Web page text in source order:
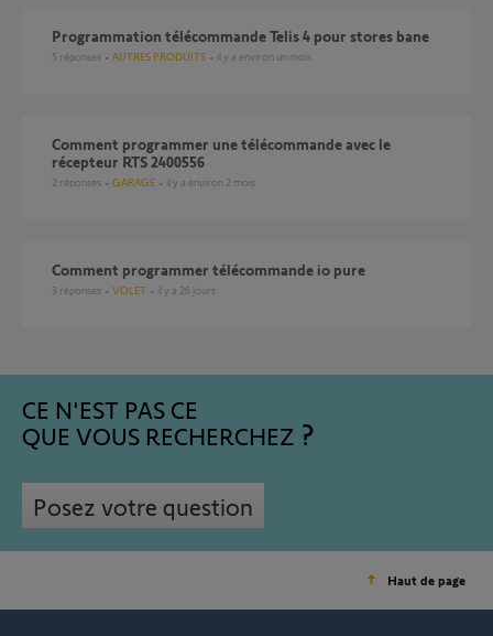
Programmation télécommande Telis 4 pour stores bane
5 réponses AUTRES PRODUITS il y a environ un mois
Comment programmer une télécommande avec le
récepteur RTS 2400556
2 réponses GARAGE il y a environ 2 mois
Comment programmer télécommande io pure
3 réponses VOLET il y a 26 jours
CE N'EST PAS CE
QUE VOUS RECHERCHEZ
Posez votre question
Haut de page